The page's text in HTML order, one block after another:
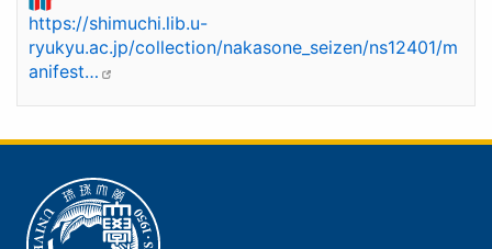
https://shimuchi.lib.u-
ryukyu.ac.jp/collection/nakasone_seizen/ns12401/m
anifest…